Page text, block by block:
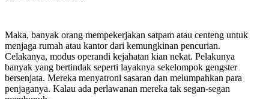
Maka, banyak orang mempekerjakan satpam atau centeng untuk
menjaga rumah atau kantor dari kemungkinan pencurian.
Celakanya, modus operandi kejahatan kian nekat. Pelakunya
banyak yang bertindak seperti layaknya sekelompok gengster
bersenjata. Mereka menyatroni sasaran dan melumpahkan para
penjaganya. Kalau ada perlawanan mereka tak segan-segan